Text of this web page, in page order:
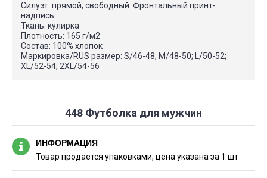
Силуэт: прямой, свободный. Фронтальный принт-
надпись.
Ткань: кулирка
Плотность: 165 г/м2
Состав: 100% хлопок
Маркировка/RUS размер: S/46-48; M/48-50; L/50-52;
XL/52-54; 2XL/54-56
448 Футболка для мужчин
ИНФОРМАЦИЯ
Товар продается упаковками, цена указана за 1 шт